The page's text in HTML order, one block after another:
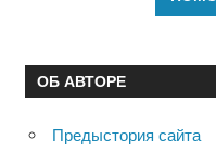
ОБ АВТОРЕ
Предыстория сайта